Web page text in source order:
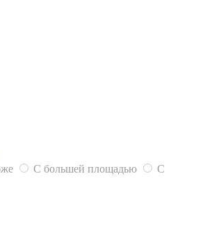
С большей площадью
С